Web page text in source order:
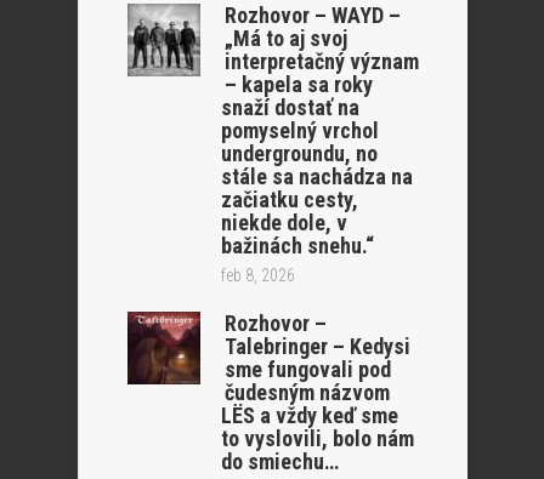
Rozhovor – WAYD –
„Má to aj svoj
interpretačný význam
– kapela sa roky
snaží dostať na
pomyselný vrchol
undergroundu, no
stále sa nachádza na
začiatku cesty,
niekde dole, v
bažinách snehu.“
feb 8, 2026
Rozhovor –
Talebringer – Kedysi
sme fungovali pod
čudesným názvom
LËS a vždy keď sme
to vyslovili, bolo nám
do smiechu…